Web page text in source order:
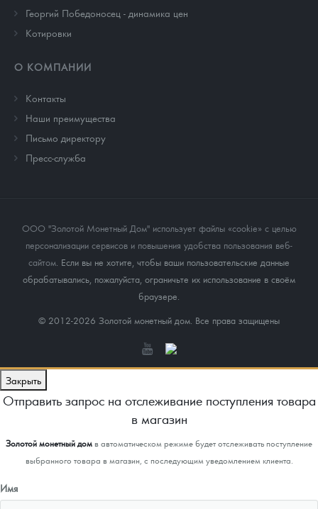
Георгий Победоносец - динамика цен
Котировки
О КОМПАНИИ
Контакты
Наши преимущества
Письмо директору
Пресс-служба
ООО "Золотой Монетный Дом" использует файлы «cookie» с целью
персонализации сервисов и повышения удобства пользования веб-
сайтом . Если вы не хотите, чтобы ваши пользовательские данные
обрабатывались, пожалуйста, ограничьте их использование в своём
браузере.
© 2012-2026 Золотой монетный дом. Все права защищены
Закрыть
Отправить запрос на отслеживание поступления товара
в магазин
Золотой монетный домв автоматическом режиме будет отслеживать поступление
выбранного товара в магазин, с последующим уведомлением клиента.
Имя